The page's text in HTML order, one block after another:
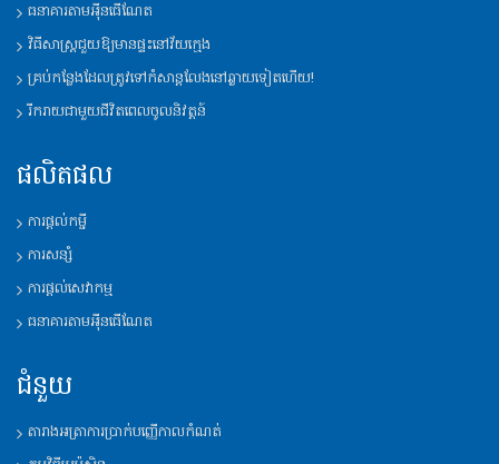
ធនាគារតាមអុីនធើណែត
វិធីសាស្រ្តជួយឱ្យមានផ្ទះនៅវ័យក្មេង
គ្រប់កន្លែងដែលត្រូវទៅកំសាន្តលែងនៅឆ្ងាយទៀតហើយ!
រីករាយជាមួយជីវិតពេលចូលនិវត្តន៍
ផលិតផល
ការផ្តល់កម្ចី
ការសន្សំ
ការផ្តល់សេវាកម្ម
ធនាគារតាមអុីនធើណែត
ជំនួយ
តារាងអត្រាការប្រាក់បញ្ញើកាលកំណត់